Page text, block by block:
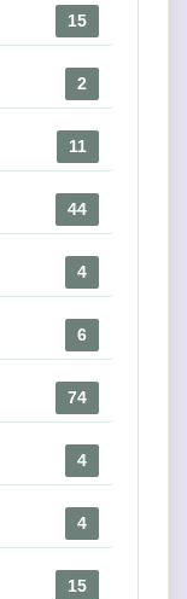
15
2
11
44
4
6
74
4
4
15